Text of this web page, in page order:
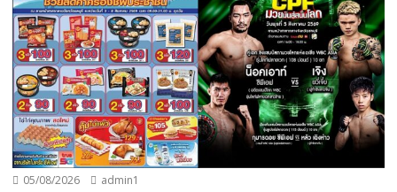
05/08/2026 admin1